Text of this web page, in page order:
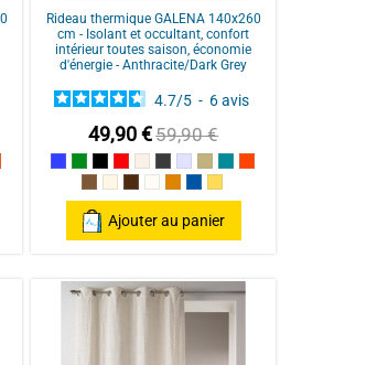
Grey
Canard
Rideau thermique GALENA 140x260
cm - Isolant et occultant, confort
intérieur toutes saison, économie
d'énergie - Anthracite/Dark Grey
4.7/5 - 6avis
49,90 €59,90 €
BleuVertNoirRouge / Red
LinAnthracite/Dark Grey
PerleEcruBleu Canard
Terracotta
TaupeMasticChocolat
Naturel
Poterie
Pétrole
ocre
Ajouter au panier